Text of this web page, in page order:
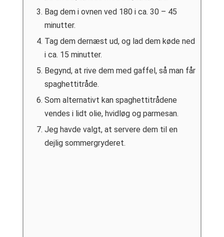
Bag dem i ovnen ved 180 i ca. 30 – 45
minutter.
Tag dem dernæst ud, og lad dem køde ned
i ca. 15 minutter.
Begynd, at rive dem med gaffel, så man får
spaghettitråde.
Som alternativt kan spaghettitrådene
vendes i lidt olie, hvidløg og parmesan.
Jeg havde valgt, at servere dem til en
dejlig sommergryderet.